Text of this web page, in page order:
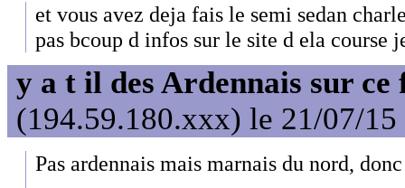
et vous avez deja fais le semi sedan
pas bcoup d infos sur le site d ela course
y a t il des Ardennais sur ce
(194.59.180.xxx) le 21/07/15
Pas ardennais mais marnais du nord,